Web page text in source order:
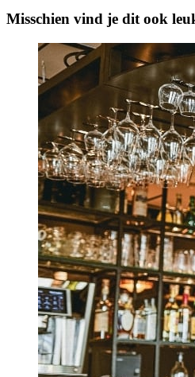
Misschien vind je dit ook